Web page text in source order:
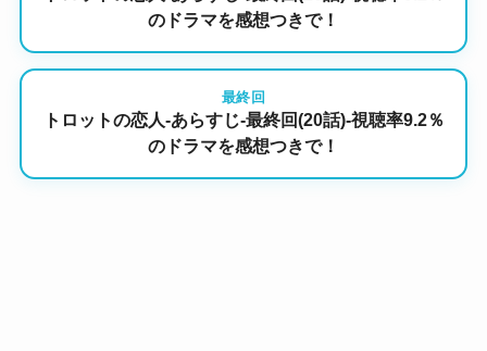
のドラマを感想つきで！
最終回
トロットの恋人-あらすじ-最終回(20話)-視聴率9.2％
のドラマを感想つきで！